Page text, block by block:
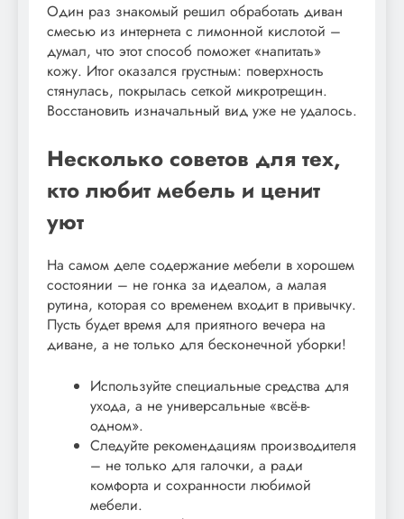
Один раз знакомый решил обработать диван
смесью из интернета с лимонной кислотой –
думал, что этот способ поможет «напитать»
кожу. Итог оказался грустным: поверхность
стянулась, покрылась сеткой микротрещин.
Восстановить изначальный вид уже не удалось.
Несколько советов для тех,
кто любит мебель и ценит
уют
На самом деле содержание мебели в хорошем
состоянии – не гонка за идеалом, а малая
рутина, которая со временем входит в привычку.
Пусть будет время для приятного вечера на
диване, а не только для бесконечной уборки!
Используйте специальные средства для
ухода, а не универсальные «всё-в-
одном».
Следуйте рекомендациям производителя
– не только для галочки, а ради
комфорта и сохранности любимой
мебели.